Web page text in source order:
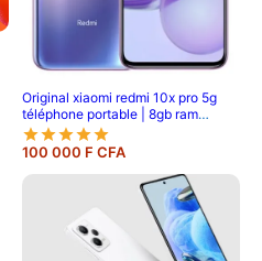
Original xiaomi redmi 10x pro 5g
téléphone portable | 8gb ram
/256gb rom | mtk 820 octa core |
48mp ai quad camera | 4520mah
battery | 6.57 full screen |
fingerprint id
100 000 F CFA